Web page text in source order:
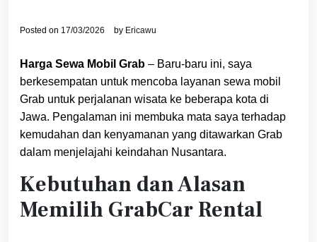
Posted on 17/03/2026 by Ericawu
Harga Sewa Mobil Grab – Baru-baru ini, saya
berkesempatan untuk mencoba layanan sewa mobil
Grab untuk perjalanan wisata ke beberapa kota di
Jawa. Pengalaman ini membuka mata saya terhadap
kemudahan dan kenyamanan yang ditawarkan Grab
dalam menjelajahi keindahan Nusantara.
Kebutuhan dan Alasan
Memilih GrabCar Rental